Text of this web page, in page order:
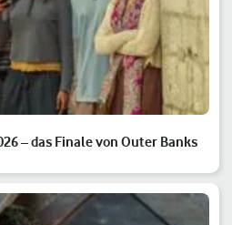
– das Finale von Outer Banks